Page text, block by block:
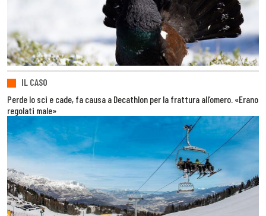
IL CASO
Perde lo sci e cade, fa causa a Decathlon per la frattura all’omero. «Erano
regolati male»